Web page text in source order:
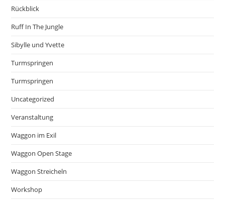
Rückblick
Ruff In The Jungle
Sibylle und Yvette
Turmspringen
Turmspringen
Uncategorized
Veranstaltung
Waggon im Exil
Waggon Open Stage
Waggon Streicheln
Workshop